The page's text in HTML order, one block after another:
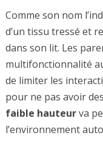
Comme son nom
d’un tissu tressé et
dans son lit. Les
multifonctionnalité
de limiter les
pour ne pas avoir
faible hauteurva
l’environnement